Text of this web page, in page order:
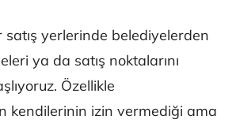
satış yerlerinde belediyelerden
ya da satış noktalarını
Özellikle
kendilerinin izin vermediği ama